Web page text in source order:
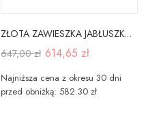
ZŁOTA ZAWIESZKA JABŁUSZKO WYSADZANE CYRKONIĄ
647,00 zł 614,65 zł
Najniższa cena z okresu 30 dni
przed obniżką: 582.30 zł